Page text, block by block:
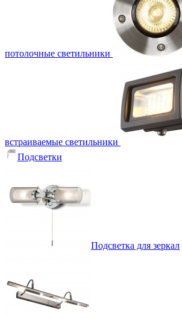
потолочные светильники
встраиваемые светильники
Подсветки
Подсветка для зеркал